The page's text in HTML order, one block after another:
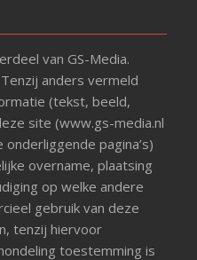
van GS-Media.
anders vermeld
(tekst, beeld,
site (www.gs-media.nl
pagina’s)
overname, plaatsing
op welke andere
gebruik van deze
tenzij hiervoor
toestemming is